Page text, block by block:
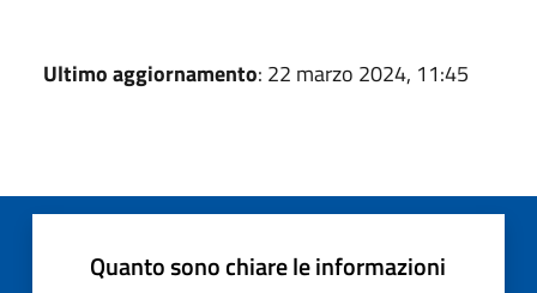
Ultimo aggiornamento: 22 marzo 2024, 11:45
Quanto sono chiare le informazioni